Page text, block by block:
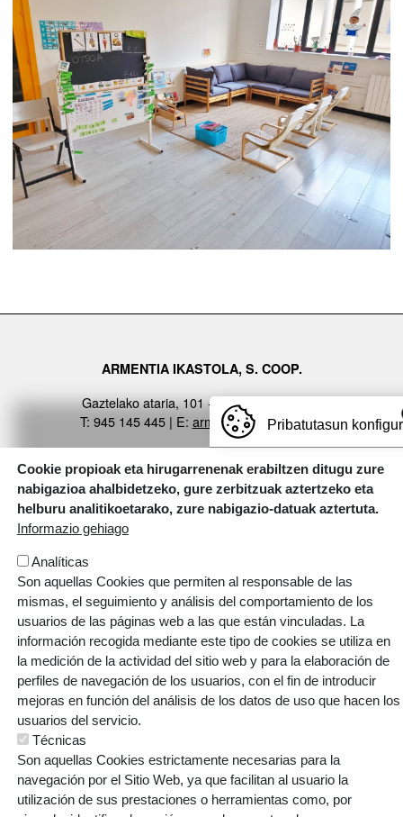
ARMENTIA IKASTOLA, S. COOP.
Gaztelako ataria, 101 - 01007 (GASTEIZ)
T: 945 145 445 | E: armentia@ikastola.eus
ORRI-OINA
Contacto Trabaja con nosotros
TESTU-LEGALAK
Política de cookies Política de privacidad
Webgune hau Ikastolen Elkarteak garatu du
Pribatutasun
Cookie propioak eta hirugarrenenak erabiltzen ditugu zure
nabigazioa ahalbidetzeko, gure zerbitzuak aztertzeko eta
helburu analitikoetarako, zure nabigazio-datuak aztertuta.
Informazio gehiago
Analíticas
Son aquellas Cookies que permiten al responsable de las
mismas, el seguimiento y análisis del comportamiento de los
usuarios de las páginas web a las que están vinculadas. La
información recogida mediante este tipo de cookies se utiliza en
la medición de la actividad del sitio web y para la elaboración de
perfiles de navegación de los usuarios, con el fin de introducir
mejoras en función del análisis de los datos de uso que hacen los
usuarios del servicio.
Técnicas
Son aquellas Cookies estrictamente necesarias para la
navegación por el Sitio Web, ya que facilitan al usuario la
utilización de sus prestaciones o herramientas como, por